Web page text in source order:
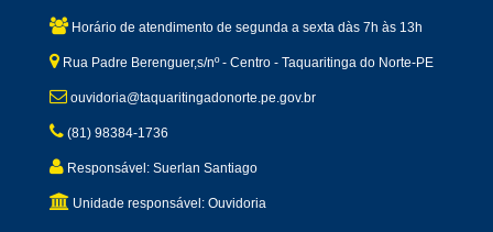
Horário de atendimento de segunda a sexta dàs 7h às 13h
Rua Padre Berenguer,s/nº - Centro - Taquaritinga do Norte-PE
ouvidoria@taquaritingadonorte.pe.gov.br
(81) 98384-1736
Responsável: Suerlan Santiago
Unidade responsável: Ouvidoria